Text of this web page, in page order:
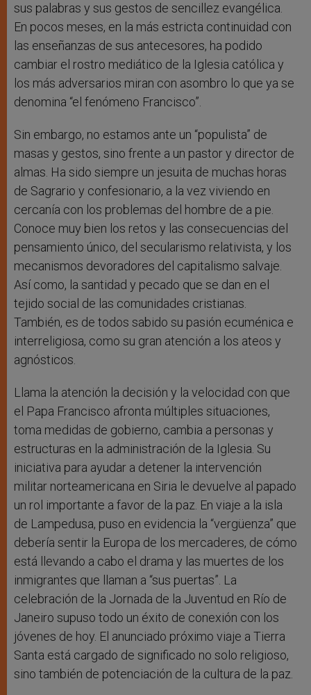
sus palabras y sus gestos de sencillez evangélica.
En pocos meses, en la más estricta continuidad con
las enseñanzas de sus antecesores, ha podido
cambiar el rostro mediático de la Iglesia católica y
los más adversarios miran con asombro lo que ya se
denomina “el fenómeno Francisco”.
Sin embargo, no estamos ante un “populista” de
masas y gestos, sino frente a un pastor y director de
almas. Ha sido siempre un jesuita de muchas horas
de Sagrario y confesionario, a la vez viviendo en
cercanía con los problemas del hombre de a pie.
Conoce muy bien los retos y las consecuencias del
pensamiento único, del secularismo relativista, y los
mecanismos devoradores del capitalismo salvaje.
Así como, la santidad y pecado que se dan en el
tejido social de las comunidades cristianas.
También, es de todos sabido su pasión ecuménica e
interreligiosa, como su gran atención a los ateos y
agnósticos.
Llama la atención la decisión y la velocidad con que
el Papa Francisco afronta múltiples situaciones,
toma medidas de gobierno, cambia a personas y
estructuras en la administración de la Iglesia. Su
iniciativa para ayudar a detener la intervención
militar norteamericana en Siria le devuelve al papado
un rol importante a favor de la paz. En viaje a la isla
de Lampedusa, puso en evidencia la “vergüenza” que
debería sentir la Europa de los mercaderes, de cómo
está llevando a cabo el drama y las muertes de los
inmigrantes que llaman a “sus puertas”. La
celebración de la Jornada de la Juventud en Río de
Janeiro supuso todo un éxito de conexión con los
jóvenes de hoy. El anunciado próximo viaje a Tierra
Santa está cargado de significado no solo religioso,
sino también de potenciación de la cultura de la paz.